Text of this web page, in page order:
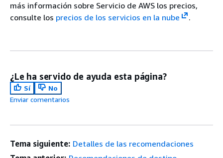
más información sobre Servicio de AWS los precios,
consulte los precios de los servicios en la nube .
¿Le ha servido de ayuda esta página?
Sí
No
Enviar comentarios
Tema siguiente: Detalles de las recomendaciones